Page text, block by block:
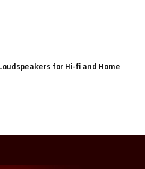
for Hi-fi and Home